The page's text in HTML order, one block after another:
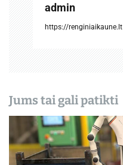
ų
admin
https://renginiaikaune.lt
Jums tai gali patikti